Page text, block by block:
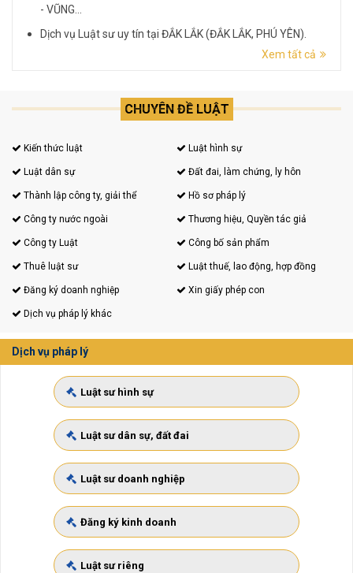
- VŨNG...
Dịch vụ Luật sư uy tín tại ĐẮK LẮK (ĐẮK LẮK, PHÚ YÊN).
Dịch vụ Luật sư uy tín tại LÂM ĐỒNG (LÂM ĐỒNG, ĐẮK
Xem tất cả
CHUYÊN ĐỀ LUẬT
Kiến thức luật Luật hình sự
Luật dân sự Đất đai, làm chứng, ly hôn
Thành lập công ty, giải thể Hồ sơ pháp lý
Công ty nước ngoài Thương hiệu, Quyền tác giả
Công ty Luật Công bố sản phẩm
Thuê luật sư Luật thuế, lao động, hợp đồng
Đăng ký doanh nghiệp Xin giấy phép con
Dịch vụ pháp lý khác
Dịch vụ pháp lý
Luật sư hình sự
Luật sư dân sự, đất đai
Luật sư doanh nghiệp
Đăng ký kinh doanh
Luật sư riêng